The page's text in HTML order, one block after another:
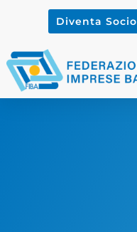
Diventa Socio